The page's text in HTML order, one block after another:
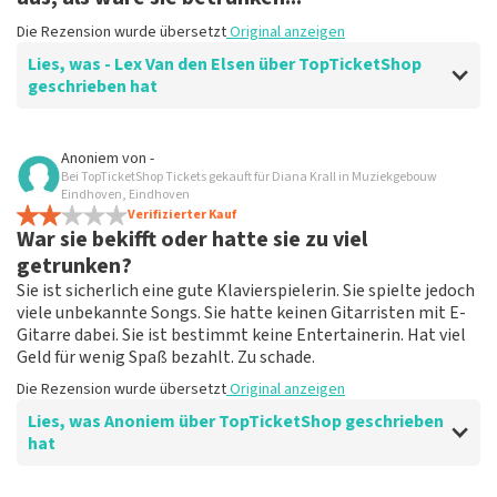
Die Rezension wurde übersetztOriginal anzeigen
Lies, was - Lex Van den Elsen über TopTicketShop
geschrieben hat
Bewertung von - Lex Van den Elsen über
Exzellenter Service
Die Rezension wurde übersetzt
Anoniem von -
Bei TopTicketShop Tickets gekauft für Diana Krall in Muziekgebouw
Eindhoven, Eindhoven
Verifizierter Kauf
War sie bekifft oder hatte sie zu viel
getrunken?
Sie ist sicherlich eine gute Klavierspielerin. Sie spielte jedoch
viele unbekannte Songs. Sie hatte keinen Gitarristen mit E-
Gitarre dabei. Sie ist bestimmt keine Entertainerin. Hat viel
Geld für wenig Spaß bezahlt. Zu schade.
Die Rezension wurde übersetztOriginal anzeigen
Lies, was Anoniem über TopTicketShop geschrieben
hat